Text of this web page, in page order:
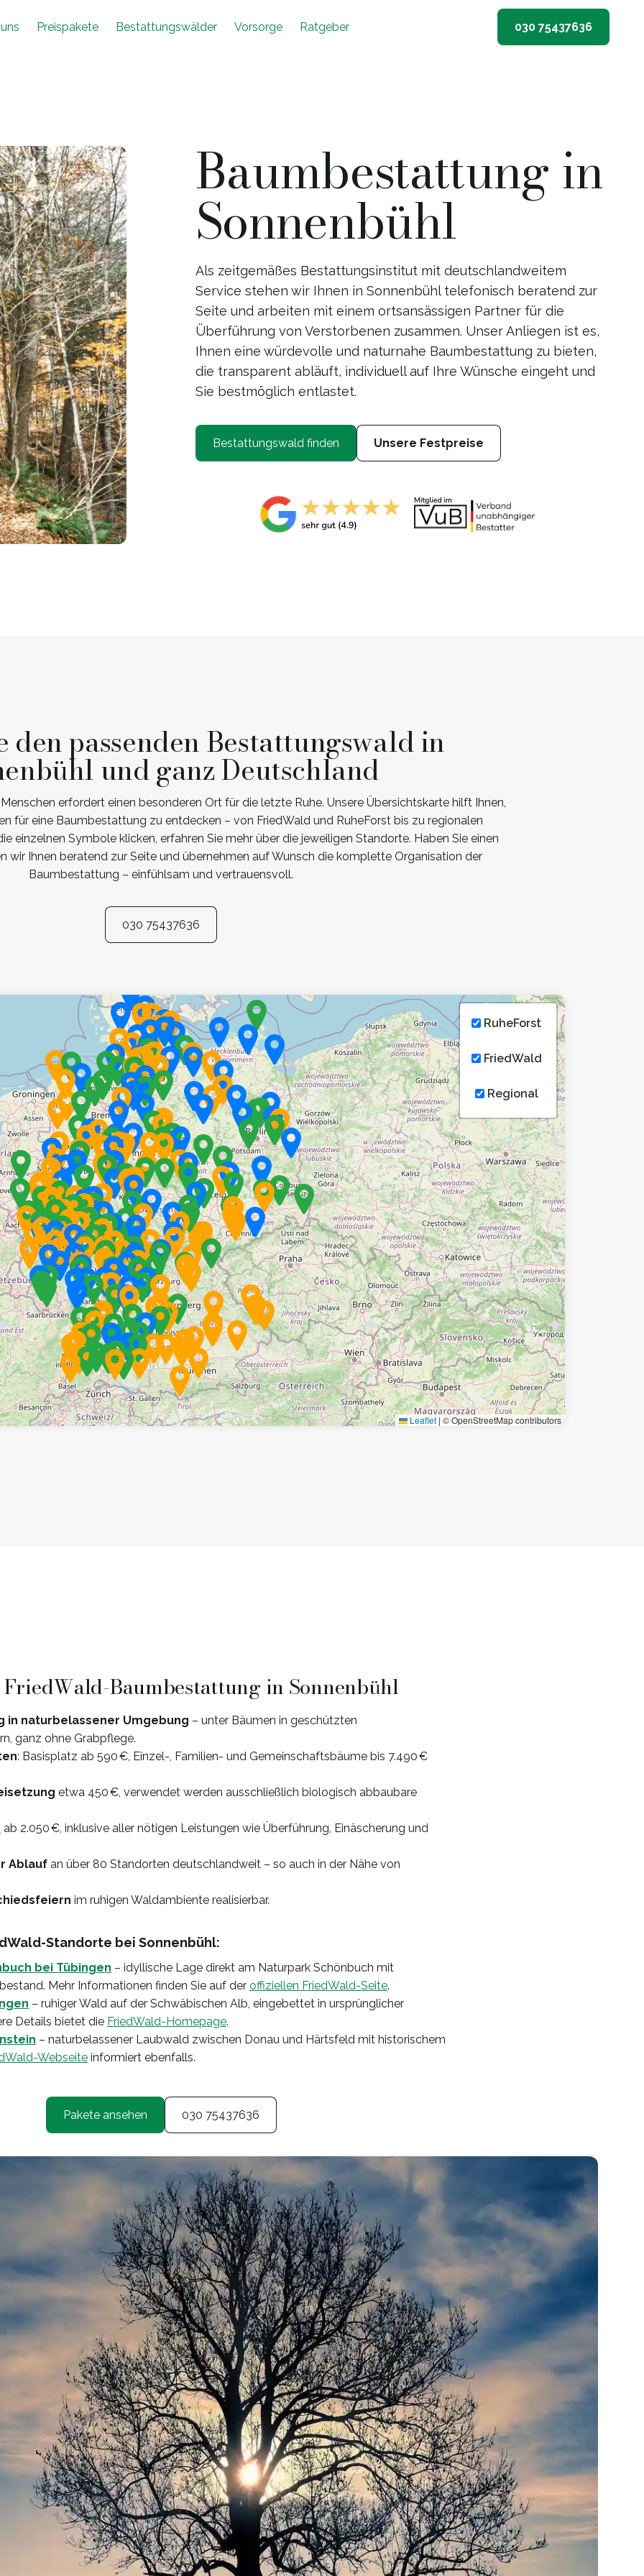
Preispakete Bestattungswälder Vorsorge Ratgeber 030 75437636
Baumbestattung in
Sonnenbühl
Als zeitgemäßes Bestattungsinstitut mit deutschlandweitem
Service stehen wir Ihnen in Sonnenbühl telefonisch beratend zur
Seite und arbeiten mit einem ortsansässigen Partner für die
Überführung von Verstorbenen zusammen. Unser Anliegen ist es,
Ihnen eine würdevolle und naturnahe Baumbestattung zu bieten,
die transparent abläuft, individuell auf Ihre Wünsche eingeht und
Sie bestmöglich entlastet.
Bestattungswald finden Unsere Festpreise
den passenden Bestattungswald in
und ganz Deutschland
erfordert einen besonderen Ort für die letzte Ruhe. Unsere Übersichtskarte hilft Ihnen,
für eine Baumbestattung zu entdecken – von FriedWald und RuheForst bis zu regionalen
einzelnen Symbole klicken, erfahren Sie mehr über die jeweiligen Standorte. Haben Sie einen
wir Ihnen beratend zur Seite und übernehmen auf Wunsch die komplette Organisation der
Baumbestattung – einfühlsam und vertrauensvoll.
030 75437636
RuheForst
FriedWald
Regional
Leaflet | © OpenStreetMap contributors
Baumbestattung in Sonnenbühl
in naturbelassener Umgebung – unter Bäumen in geschützten
ganz ohne Grabpflege.
: Basisplatz ab 590 €, Einzel-, Familien- und Gemeinschaftsbäume bis 7.490 €
etwa 450 €, verwendet werden ausschließlich biologisch abbaubare
ab 2.050 €, inklusive aller nötigen Leistungen wie Überführung, Einäscherung und
Ablauf an über 80 Standorten deutschlandweit – so auch in der Nähe von
im ruhigen Waldambiente realisierbar.
Standorte bei Sonnenbühl:
bei Tübingen – idyllische Lage direkt am Naturpark Schönbuch mit
Mehr Informationen finden Sie auf der offiziellen FriedWald-Seite.
– ruhiger Wald auf der Schwäbischen Alb, eingebettet in ursprünglicher
Details bietet die FriedWald-Homepage.
– naturbelassener Laubwald zwischen Donau und Härtsfeld mit historischem
Webseite informiert ebenfalls.
Pakete ansehen 030 75437636